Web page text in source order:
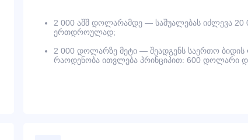
2 000 აშშ დოლარამდე — საშუალებას იძლევა
ერთდროულად;
2 000 დოლარზე მეტი — შეადგენს საერთო ბიდის
რაოდენობა ითვლება პრინციპით: 600 დოლარი